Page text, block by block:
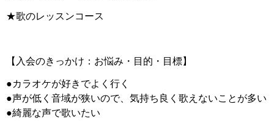
★歌のレッスンコース
【入会のきっかけ：お悩み・目的・目標】
●カラオケが好きでよく行く
●声が低く音域が狭いので、気持ち良く歌えないことが多い
●綺麗な声で歌いたい